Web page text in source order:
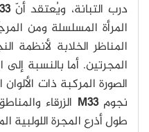
درب التبانة، ويُعتقد أنّ
المرأة المسلسلة ومن
المناظر الخلابة لأنظمة
المجرتين. أما بالنسبة
الصورة المركبة ذات
نجومM33 الزرقاء
طول أذرع المجرة اللولبية